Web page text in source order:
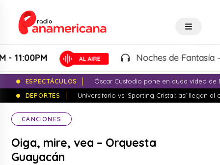
Noches de Fantasía -
ESPECTÁCULOS
Óscar Custodio pone en duda video de
DEPORTES
Universitario vs. Sporting Cristal: así llegan al
CANCIONES
Oiga, mire, vea – Orquesta
Guayacán